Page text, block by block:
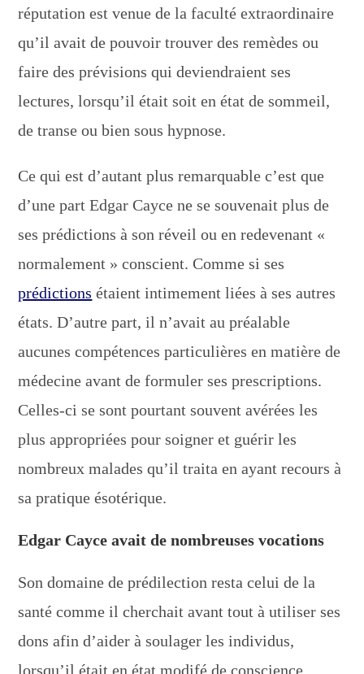
réputation est venue de la faculté extraordinaire
qu’il avait de pouvoir trouver des remèdes ou
faire des prévisions qui deviendraient ses
lectures, lorsqu’il était soit en état de sommeil,
de transe ou bien sous hypnose.
Ce qui est d’autant plus remarquable c’est que
d’une part Edgar Cayce ne se souvenait plus de
ses prédictions à son réveil ou en redevenant «
normalement » conscient. Comme si ses
prédictions étaient intimement liées à ses autres
états. D’autre part, il n’avait au préalable
aucunes compétences particulières en matière de
médecine avant de formuler ses prescriptions.
Celles-ci se sont pourtant souvent avérées les
plus appropriées pour soigner et guérir les
nombreux malades qu’il traita en ayant recours à
sa pratique ésotérique.
Edgar Cayce avait de nombreuses vocations
Son domaine de prédilection resta celui de la
santé comme il cherchait avant tout à utiliser ses
dons afin d’aider à soulager les individus,
lorsqu’il était en état modifé de conscience.